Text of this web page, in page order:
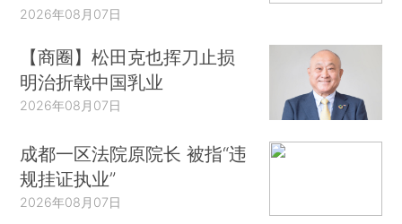
2026年08月07日
【商圈】松田克也挥刀止损
明治折戟中国乳业
2026年08月07日
成都一区法院原院长 被指“违
规挂证执业”
2026年08月07日